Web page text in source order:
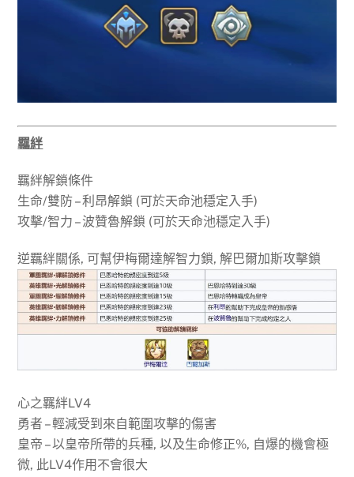
羈絆
羈絆解鎖條件
生命/雙防 – 利昂解鎖 (可於天命池穩定入手)
攻擊/智力 – 波贊魯解鎖 (可於天命池穩定入手)
逆羈絆關係, 可幫伊梅爾達解智力鎖, 解巴爾加斯攻擊鎖
心之羈絆LV4
勇者 – 輕減受到來自範圍攻擊的傷害
皇帝 – 以皇帝所帶的兵種, 以及生命修正%, 自爆的機會極
微, 此LV4作用不會很大